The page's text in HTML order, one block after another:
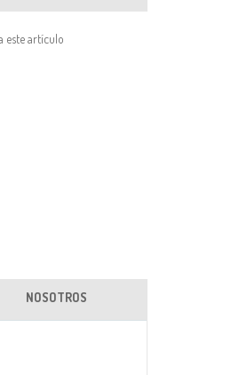
este artículo
NOSOTROS